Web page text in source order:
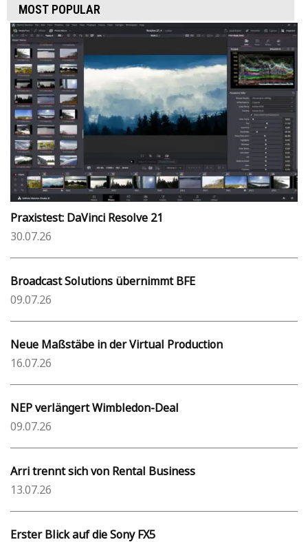
MOST POPULAR
Praxistest: DaVinci Resolve 21
30.07.26
Broadcast Solutions übernimmt BFE
09.07.26
Neue Maßstäbe in der Virtual Production
16.07.26
NEP verlängert Wimbledon-Deal
09.07.26
Arri trennt sich von Rental Business
13.07.26
Erster Blick auf die Sony FX5